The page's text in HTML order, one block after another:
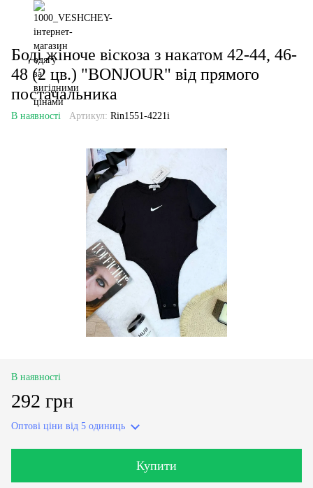
Боді жіноче віскоза з накатом 42-44, 46-
48 (2 цв.) "BONJOUR" від прямого
постачальника
В наявності Артикул: Rin1551-4221i
В наявності
292 грн
Оптові ціни від 5 одиниць
Купити